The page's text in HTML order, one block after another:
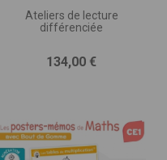
Ateliers de lecture
différenciée
Prix
134,00 €